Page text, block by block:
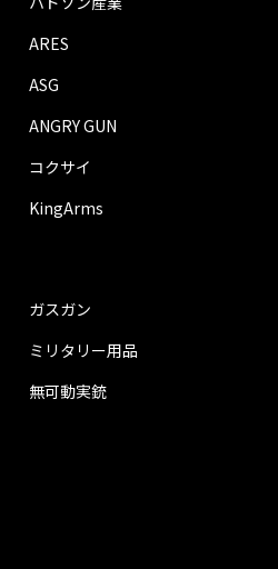
ARES
ASG
ANGRY GUN
コクサイ
KingArms
ガスガン
ミリタリー用品
無可動実銃